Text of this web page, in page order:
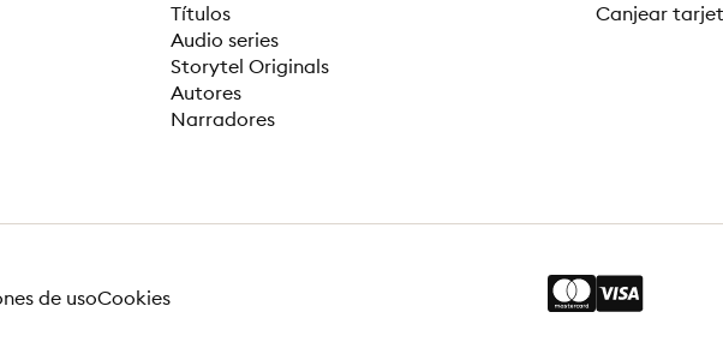
Títulos
Audio series
Storytel Originals
Autores
Narradores
Canjear
de usoCookies